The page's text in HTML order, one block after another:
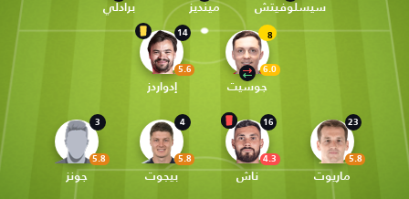
برادلي مينديز سيسلوفيتش
14
5.6
إدواردز
8
6.0
جوسيت
3
5.8
جونز
4
5.8
بيجوت
16
4.3
ناش
23
5.8
ماريوت